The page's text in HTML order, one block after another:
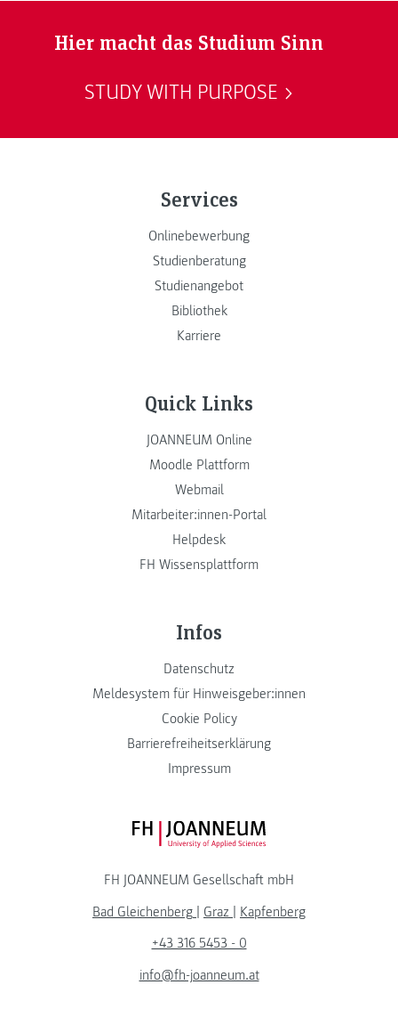
Hier macht das Studium Sinn
STUDY WITH PURPOSE
Services
Onlinebewerbung
Studienberatung
Studienangebot
Bibliothek
Karriere
Quick Links
JOANNEUM Online
Moodle Plattform
Webmail
Mitarbeiter:innen-Portal
Helpdesk
FH Wissensplattform
Infos
Datenschutz
Meldesystem für Hinweisgeber:innen
Cookie Policy
Barrierefreiheitserklärung
Impressum
FH JOANNEUM Logo
FH JOANNEUM Gesellschaft mbH
Bad Gleichenberg | Graz | Kapfenberg
+43 316 5453 - 0
info@fh-joanneum.at